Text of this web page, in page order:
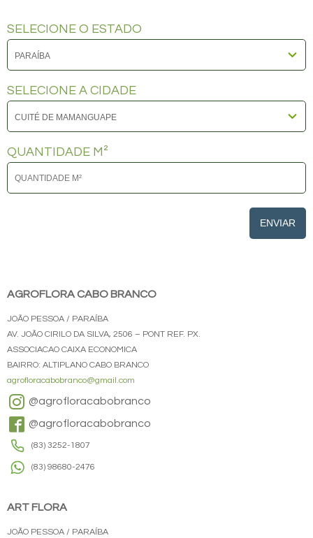
SELECIONE O ESTADO
SELECIONE A CIDADE
QUANTIDADE M²
ENVIAR
AGROFLORA CABO BRANCO
JOÃO PESSOA / PARAÍBA
AV. JOÃO CIRILO DA SILVA, 2506 – PONT REF. PX.
ASSOCIACAO CAIXA ECONOMICA
BAIRRO: ALTIPLANO CABO BRANCO
agrofloracabobranco@gmail.com
@agrofloracabobranco
@agrofloracabobranco
(83) 3252-1807
(83) 98680-2476
ART FLORA
JOÃO PESSOA / PARAÍBA